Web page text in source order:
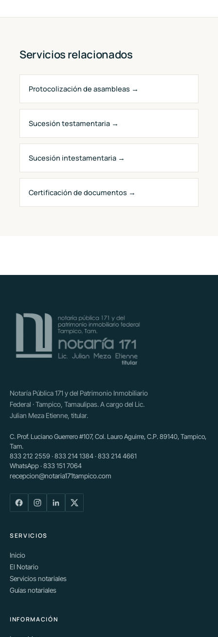
Servicios relacionados
Protocolización de asambleas →
Sucesión testamentaria →
Sucesión intestamentaria →
Certificación de documentos →
Notaría Pública 171 y del Patrimonio Inmobiliario
Federal · Tampico, Tamaulipas. A cargo del Lic.
Julian Meza Etienne, titular.
C. Prof. Luciano Guerrero #107, Col. Lauro Aguirre, C.P. 89140, Tampico,
Tam.
833 212 2559 · 833 214 1384 · 833 214 4661
WhatsApp · 833 151 7064
recepcion@notaria171tampico.com
SERVICIOS
Inicio
El Notario
Servicios notariales
Guías notariales
INFORMACIÓN